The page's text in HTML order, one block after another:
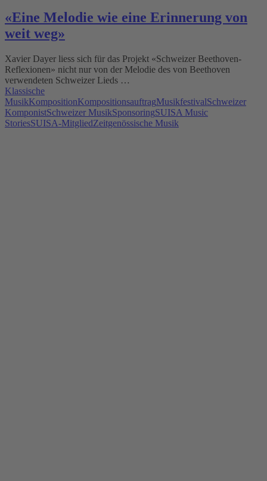
«Eine Melodie wie eine Erinnerung von
weit weg»
Xavier Dayer liess sich für das Projekt «Schweizer Beethoven-
Reflexionen» nicht nur von der Melodie des von Beethoven
verwendeten Schweizer Lieds …
Klassische
MusikKompositionKompositionsauftragMusikfestivalSchweizer
KomponistSchweizer MusikSponsoringSUISA Music
StoriesSUISA-MitgliedZeitgenössische Musik